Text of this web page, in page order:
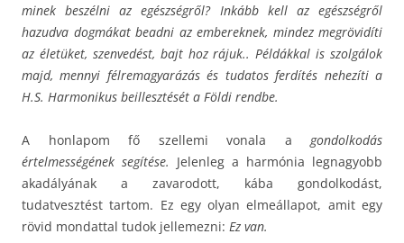
minek beszélni az egészségről? Inkább kell az egészségről
hazudva dogmákat beadni az embereknek, mindez megrövidíti
az életüket, szenvedést, bajt hoz rájuk.. Példákkal is szolgálok
majd, mennyi félremagyarázás és tudatos ferdítés nehezíti a
H.S. Harmonikus beillesztését a Földi rendbe.
A honlapom fő szellemi vonala a gondolkodás
értelmességének segítése. Jelenleg a harmónia legnagyobb
akadályának a zavarodott, kába gondolkodást,
tudatvesztést tartom. Ez egy olyan elmeállapot, amit egy
rövid mondattal tudok jellemezni: Ez van.